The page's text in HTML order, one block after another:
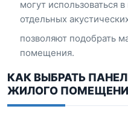
могут использоваться
отдельных
позволяют подобрать
помещения.
КАК ВЫБРАТЬ
ЖИЛОГО